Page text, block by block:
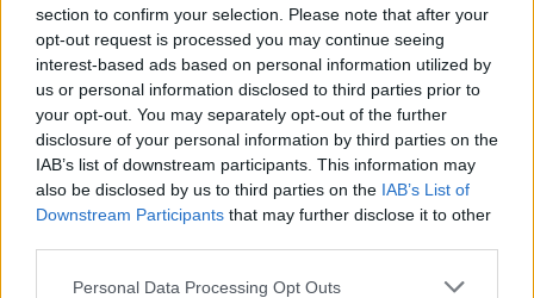
section to confirm your selection. Please note that after your
opt-out request is processed you may continue seeing
interest-based ads based on personal information utilized by
us or personal information disclosed to third parties prior to
your opt-out. You may separately opt-out of the further
disclosure of your personal information by third parties on the
IAB’s list of downstream participants. This information may
also be disclosed by us to third parties on the IAB’s List of
Downstream Participants that may further disclose it to other
Please note that this website/app uses one or more Google
Personal Data Processing Opt Outs
έδαφος, αλλά ότι φοβάται μια βραχύβια δύναμη
που θα επέτρεπε μόνο στη Δύση να επανεξοπλίσει
την Ουκρανία. «Εάν δεν υπάρχει ουδετερότητα,
είναι δύσκολο να φανταστεί κανείς την ύπαρξη
οποιασδήποτε σχέσης καλής γειτονίας μεταξύ
Ρωσίας και Ουκρανίας», είπε ο Πούτιν στην ομάδα
συζήτησης Valdai στις 7 Νοεμβρίου.
«Γιατί; Γιατί αυτό θα σήμαινε ότι η Ουκρανία θα